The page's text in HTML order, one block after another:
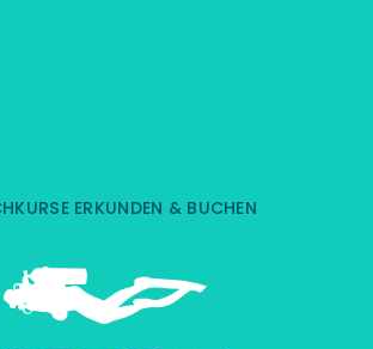
ERKUNDEN & BUCHEN